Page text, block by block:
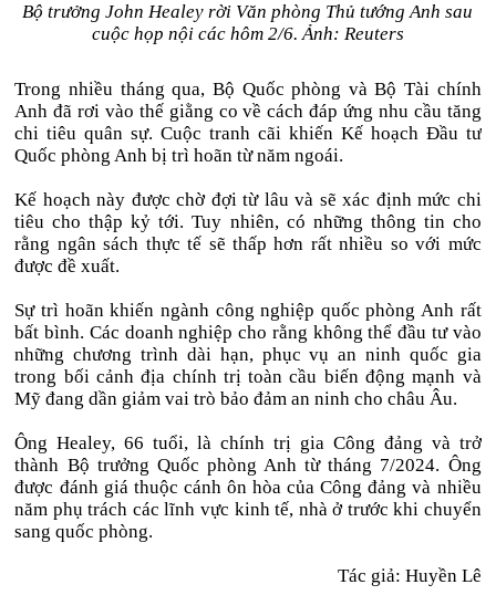
Bộ trưởng John Healey rời Văn phòng Thủ tướng Anh sau
cuộc họp nội các hôm 2/6. Ảnh: Reuters
Trong nhiều tháng qua, Bộ Quốc phòng và Bộ Tài chính
Anh đã rơi vào thế giằng co về cách đáp ứng nhu cầu tăng
chi tiêu quân sự. Cuộc tranh cãi khiến Kế hoạch Đầu tư
Quốc phòng Anh bị trì hoãn từ năm ngoái.
Kế hoạch này được chờ đợi từ lâu và sẽ xác định mức chi
tiêu cho thập kỷ tới. Tuy nhiên, có những thông tin cho
rằng ngân sách thực tế sẽ thấp hơn rất nhiều so với mức
được đề xuất.
Sự trì hoãn khiến ngành công nghiệp quốc phòng Anh rất
bất bình. Các doanh nghiệp cho rằng không thể đầu tư vào
những chương trình dài hạn, phục vụ an ninh quốc gia
trong bối cảnh địa chính trị toàn cầu biến động mạnh và
Mỹ đang dần giảm vai trò bảo đảm an ninh cho châu Âu.
Ông Healey, 66 tuổi, là chính trị gia Công đảng và trở
thành Bộ trưởng Quốc phòng Anh từ tháng 7/2024. Ông
được đánh giá thuộc cánh ôn hòa của Công đảng và nhiều
năm phụ trách các lĩnh vực kinh tế, nhà ở trước khi chuyển
sang quốc phòng.
Tác giả: Huyền Lê